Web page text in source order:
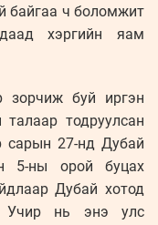
байгаа ч боломжит
хэргийн яам
буй иргэн
тодруулсан
сарын 27-нд Дубай
5-ны орой буцах
Дубай хотод
Учир нь энэ улс